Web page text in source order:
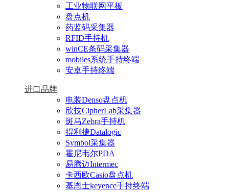
工业物联网平板
盘点机
药监码采集器
RFID手持机
winCE条码采集器
mobiles系统手持终端
安卓手持终端
进口品牌
电装Denso盘点机
欣技CipherLab采集器
斑马Zebra手持机
得利捷Datalogic
Symbol采集器
霍尼韦尔PDA
易腾迈Intermec
卡西欧Casio盘点机
基恩士keyence手持终端